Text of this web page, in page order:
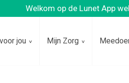
Welkom op de Lunet App
jou Mijn Zorg